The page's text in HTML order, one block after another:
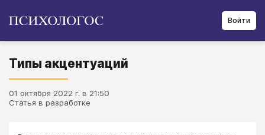
Войти
Типы акцентуаций
01 октября 2022 г. в 21:50
Статья в разработке